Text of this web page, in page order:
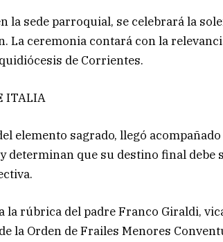
la sede parroquial, se celebrará la
La ceremonia contará con la
de Corrientes.
ITALIA
elemento sagrado, llegó
determinan que su destino final debe
la rúbrica del padre Franco Giraldi,
la Orden de Frailes Menores